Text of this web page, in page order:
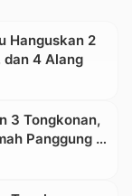
Hanguskan 2
dan 4 Alang
3 Tongkonan,
Panggung di